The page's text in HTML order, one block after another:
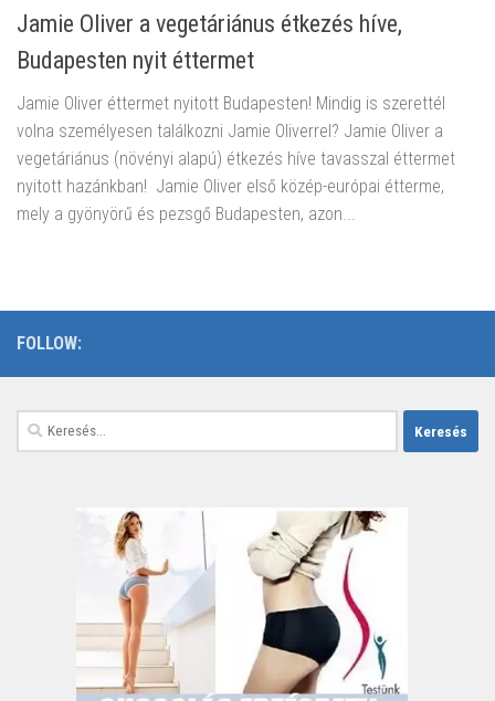
Jamie Oliver a vegetáriánus étkezés híve,
Budapesten nyit éttermet
Jamie Oliver éttermet nyitott Budapesten! Mindig is szerettél
volna személyesen találkozni Jamie Oliverrel? Jamie Oliver a
vegetáriánus (növényi alapú) étkezés híve tavasszal éttermet
nyitott hazánkban! Jamie Oliver első közép-európai étterme,
mely a gyönyörű és pezsgő Budapesten, azon...
FOLLOW:
Keresés: